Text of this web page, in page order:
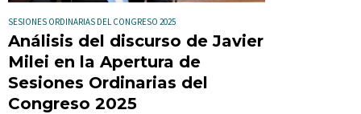
SESIONES ORDINARIAS DEL CONGRESO 2025
Análisis del discurso de Javier
Milei en la Apertura de
Sesiones Ordinarias del
Congreso 2025